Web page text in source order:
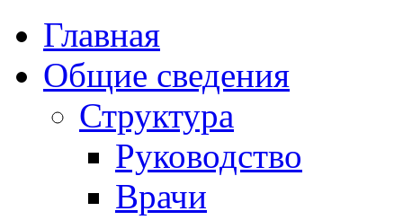
Главная
Общие сведения
Структура
Руководство
Врачи